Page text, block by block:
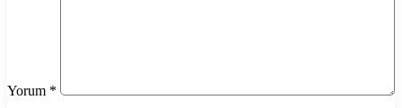
Yorum *